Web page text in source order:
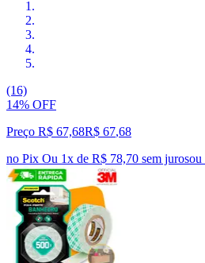
(16)
14% OFF
Preço R$ 67,68R$ 67,68
no Pix Ou 1x de R$ 78,70 sem jurosou